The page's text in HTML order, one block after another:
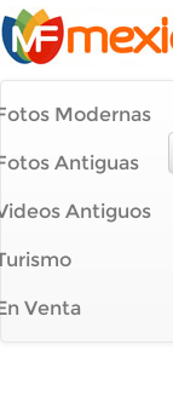
Modernas
Antiguas
Antiguos
Venta